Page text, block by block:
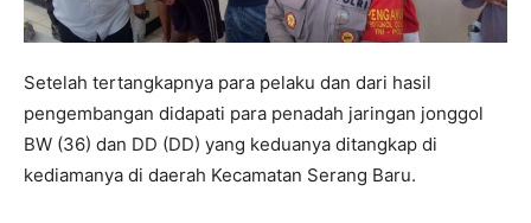
Setelah tertangkapnya para pelaku dan dari hasil
pengembangan didapati para penadah jaringan jonggol
BW (36) dan DD (DD) yang keduanya ditangkap di
kediamanya di daerah Kecamatan Serang Baru.